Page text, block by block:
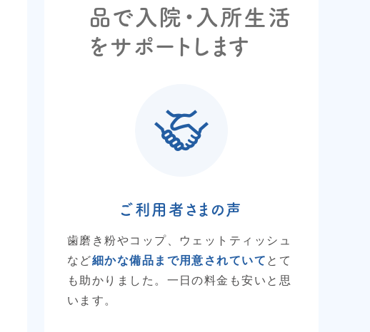
品で入院・入所生活
をサポートします
ご利用者さまの声
歯磨き粉やコップ、ウェットティッシュ
など細かな備品まで用意されていて とて
も助かりました。一日の料金も安いと思
います。